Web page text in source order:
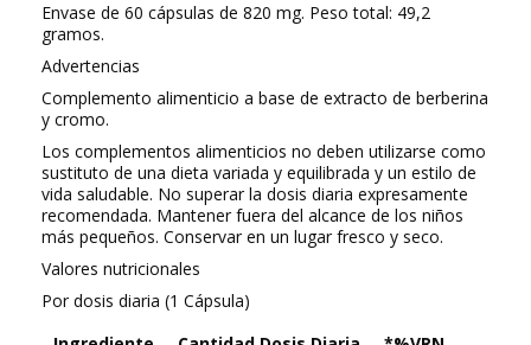
Envase de 60 cápsulas de 820 mg. Peso total: 49,2
gramos.
Advertencias
Complemento alimenticio a base de extracto de berberina
y cromo.
Los complementos alimenticios no deben utilizarse como
sustituto de una dieta variada y equilibrada y un estilo de
vida saludable. No superar la dosis diaria expresamente
recomendada. Mantener fuera del alcance de los niños
más pequeños. Conservar en un lugar fresco y seco.
Valores nutricionales
Por dosis diaria (1 Cápsula)